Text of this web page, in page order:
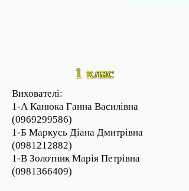
1 клас
Вихователі:
1-А Канюка Ганна Василівна
(0969299586)
1-Б Маркусь Діана Дмитрівна
(0981212882)
1-В Золотник Марія Петрівна
(0981366409)